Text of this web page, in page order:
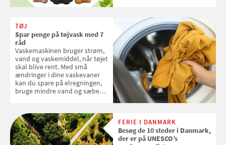
favoritter. Det fejrer Samvirke
med en quiz om alt det danske
frugt, vi elsker. Konkurrencen
slutter fredag d. 18. september
2026
TØJ
Spar penge på tøjvask med 7
råd
Vaskemaskinen bruger strøm,
vand og vaskemiddel, når tøjet
skal blive rent. Med små
ændringer i dine vaskevaner
kan du spare på elregningen,
bruge mindre vand og sæbe
enkle råd til at spare penge på
tøjvasken
FERIE I DANMARK
Besøg de 10 steder i Danmark,
der er på UNESCO’s